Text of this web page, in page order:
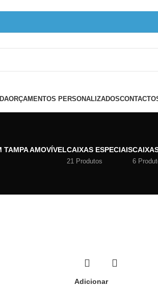
ORÇAMENTOS PERSONALIZADOS
TAMPA AMOVÍVELCAIXAS ESPECIAIS
21 Produtos 6
Adicionar